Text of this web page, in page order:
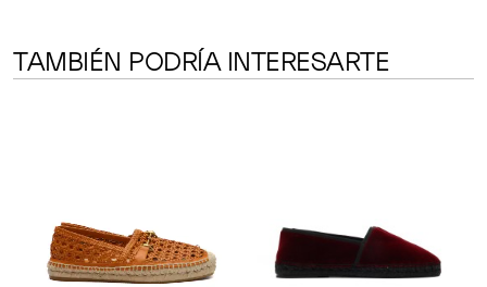
TAMBIÉN PODRÍA INTERESARTE